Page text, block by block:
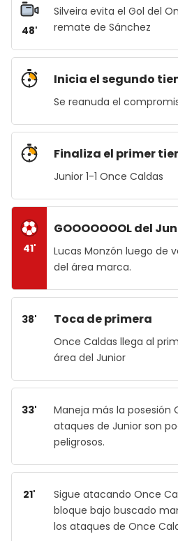
48'
Silveira evita el Gol del
remate de Sánchez
Inicia el segundo
Se reanuda el
Finaliza el primer
Junior 1-1 Once Caldas
41'
GOOOOOOOL del
Lucas Monzón luego de
del área marca.
38' Toca de primera
Once Caldas llega al
área del Junior
33'
Maneja más la posesión
ataques de Junior son
peligrosos.
21'
Sigue atacando Once
bloque bajo buscado
los ataques de Once